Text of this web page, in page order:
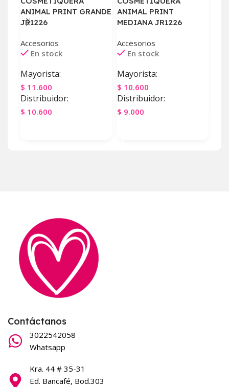
ANIMAL PRINT GRANDE
JR1226
Accesorios
En stock
Mayorista:
$ 11.600
Distribuidor:
$ 10.600
ANIMAL PRINT
MEDIANA JR1226
Accesorios
En stock
Mayorista:
$ 10.600
Distribuidor:
$ 9.000
Contáctanos
3022542058
Whatsapp
Kra. 44 # 35-31
Ed. Bancafé, Bod.303